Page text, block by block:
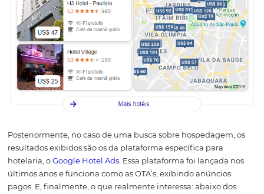
empresas e marcas ocupam esse espaço.